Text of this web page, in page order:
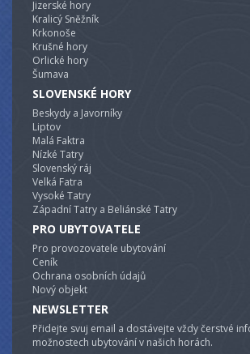
Jizerské hory
Kralicý Sněžník
Krkonoše
Krušné hory
Orlické hory
Šumava
SLOVENSKÉ HORY
Beskydy a Javorníky
Liptov
Malá Faktra
Nízké Tatry
Slovenský ráj
Velká Fatra
Vysoké Tatry
Západní Tatry a Beliánské Tatry
PRO UBYTOVATELE
Pro provozovatele ubytování
Ceník
Ochrana osobních údajů
Nový objekt
NEWSLETTER
Přidejte svuj email a dostávejte vždy čerstvé
možnostech ubytování v našich horách.